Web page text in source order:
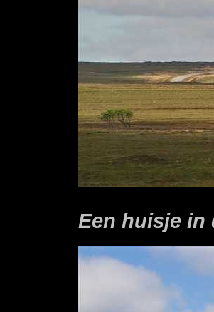
Een huisje in